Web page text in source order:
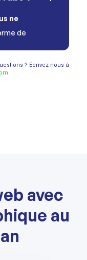
ne
de
? Écrivez-nous à
avec
au